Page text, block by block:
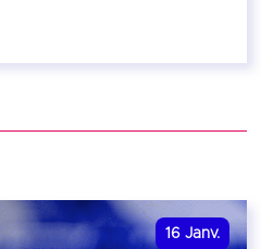
16 Janv.